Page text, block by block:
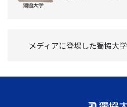
メディアに登場した獨協大学